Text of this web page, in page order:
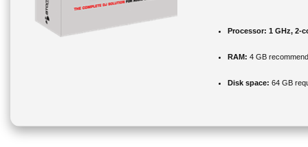
Processor: 1 GHz, 2-
RAM: 4 GB
Disk space: 64 GB